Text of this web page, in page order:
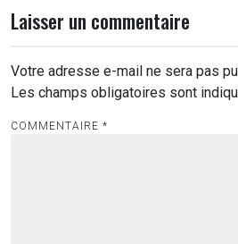
Laisser un commentaire
Votre adresse e-mail ne sera pas
Les champs obligatoires sont
COMMENTAIRE *